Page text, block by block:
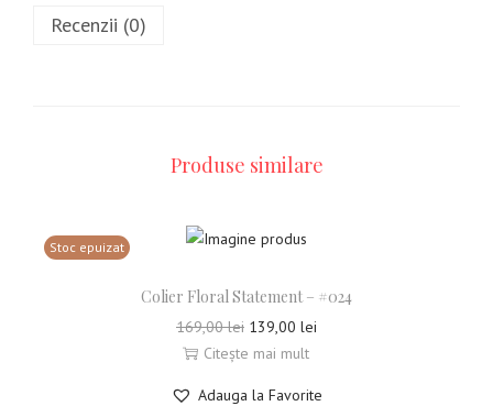
Recenzii (0)
Produse similare
Stoc epuizat
Colier Floral Statement – #024
169,00lei 139,00 lei
Citește mai mult
Adauga la Favorite